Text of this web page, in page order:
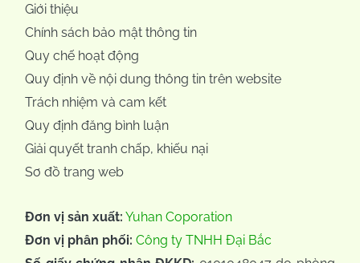
Giới thiệu
Chính sách bảo mật thông tin
Quy chế hoạt động
Quy định về nội dung thông tin trên website
Trách nhiệm và cam kết
Quy định đăng bình luận
Giải quyết tranh chấp, khiếu nại
Sơ đồ trang web
Đơn vị sản xuất: Yuhan Coporation
Đơn vị phân phối: Công ty TNHH Đại Bắc